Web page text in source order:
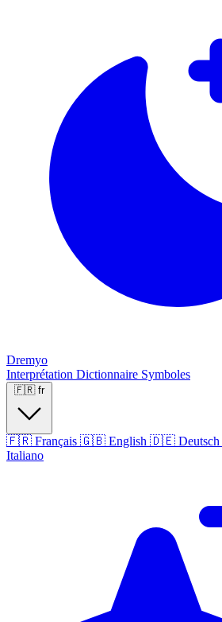
Dremyo
Interprétation Dictionnaire Symboles
🇫🇷 fr
🇫🇷 Français 🇬🇧 English 🇩🇪 Deutsch
Italiano